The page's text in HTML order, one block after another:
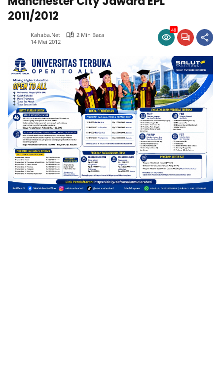
2011/2012
Kahaba.net
2 Min Baca
14 Mei 2012
48